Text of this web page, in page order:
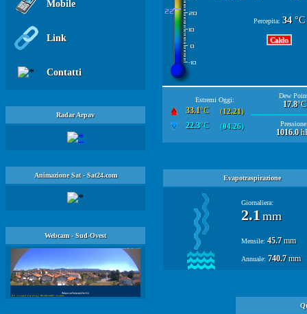
Mobile
Link
Contatti
Radar Arpav
Animazione Sat - Sat24.com
Webcam - Sud-Ovest
Percepita: 34 °C
Caldo
Estremi Oggi:
33.1°C (12.21)
22.3°C (04.26)
Dew
17.8°C
1016.0
Evapotraspirazione
Giornaliera:
2.1 mm
Mensile: 45.7mm
Annuale: 740.7mm